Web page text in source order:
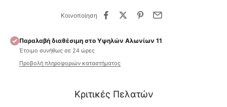
Κοινοποίηση
Παραλαβή διαθέσιμη στο Υψηλών Αλωνίων 11
Έτοιμο συνήθως σε 24 ώρες
Προβολή πληροφοριών καταστήματος
Κριτικές Πελατών